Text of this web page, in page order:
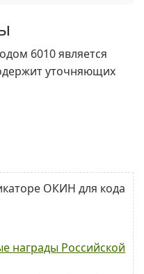
6010 является
уточняющих
ОКИН для кода
награды Российской